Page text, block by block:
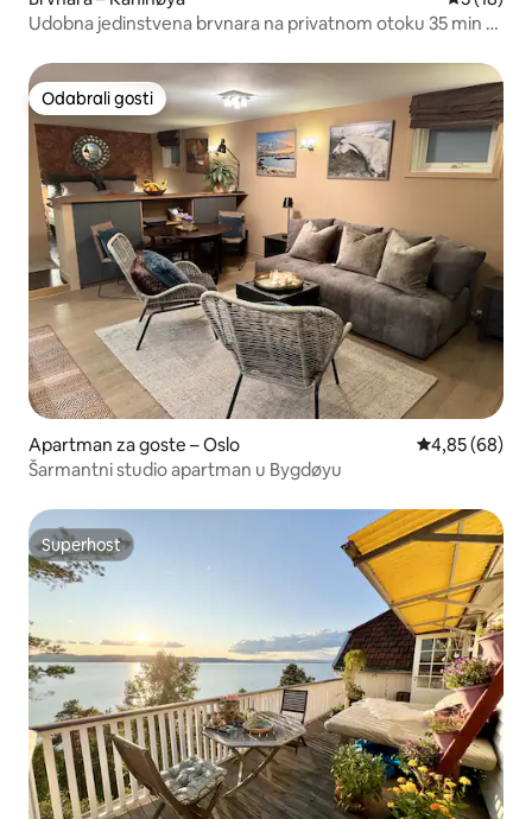
Udobna jedinstvena brvnara na privatnom otoku 35 min ~
Odabrali gosti
Odabrali gosti
Apartman za goste – Oslo Prosječna
4,85 (68)
Šarmantni studio apartman u Bygdøyu
Superhost
Superhost